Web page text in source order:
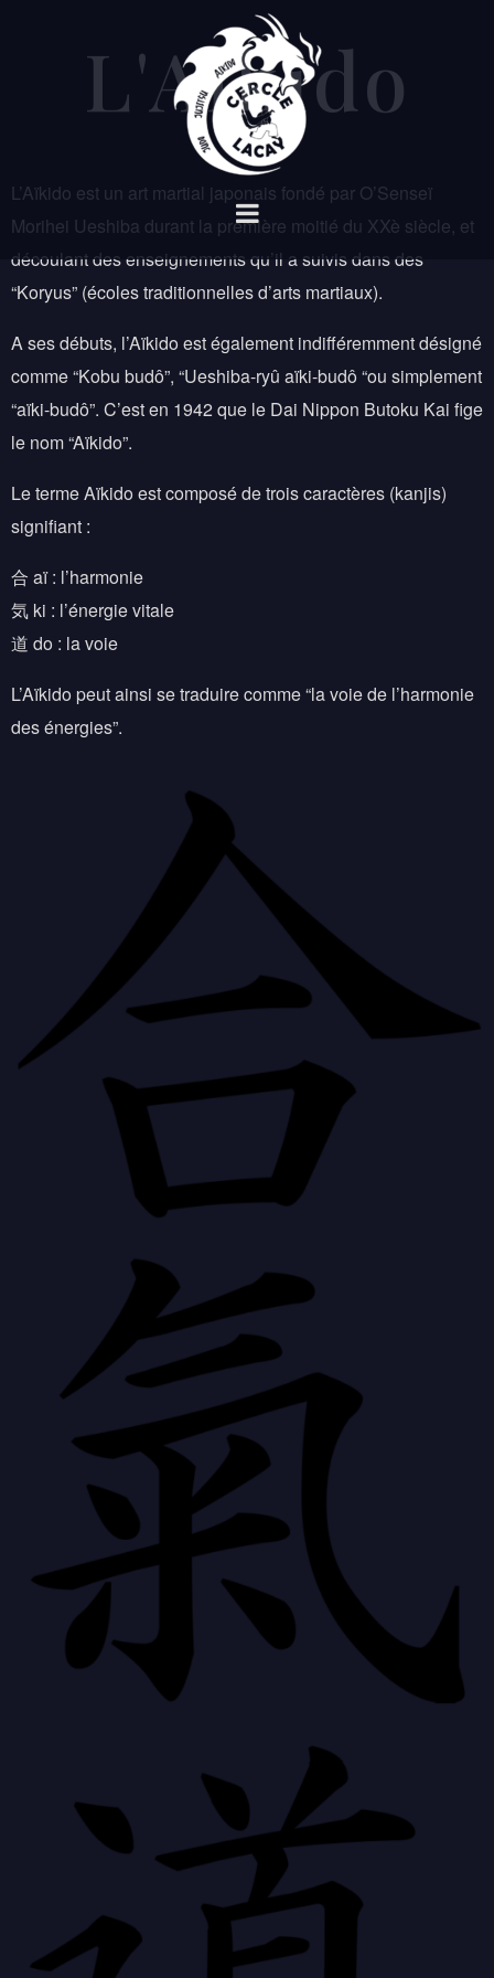
L'Aïkido
L’Aïkido est un art martial japonais fondé par O’Senseï
Morihei Ueshiba durant la première moitié du XXè siècle, et
découlant des enseignements qu’il a suivis dans des
“Koryus” (écoles traditionnelles d’arts martiaux).
A ses débuts, l’Aïkido est également indifféremment désigné
comme “Kobu budô”, “Ueshiba-ryû aïki-budô “ou simplement
“aïki-budô”. C’est en 1942 que le Dai Nippon Butoku Kai fige
le nom “Aïkido”.
Le terme Aïkido est composé de trois caractères (kanjis)
signifiant :
合 aï : l’harmonie
気 ki : l’énergie vitale
道 do : la voie
L’Aïkido peut ainsi se traduire comme “la voie de l’harmonie
des énergies”.